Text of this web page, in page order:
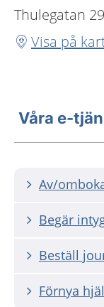
Thulegatan
Visa på
Våra e-
Av/
Begär
Beställ
Förnya